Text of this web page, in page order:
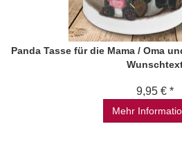
Panda Tasse für die Mama / Oma
9,95 € *
Mehr